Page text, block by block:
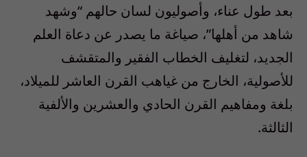
بعد طول عناء، وأصوليون لسان حالهم “وشهد
شاهد من أهلها”، صياغة ما يصدر عن دعاة العلم
الجديد، لتغليف الخطاب الفقير والمتقشف
للأصولية، الخارج من غياهب القرن العاشر للميلاد،
بلغة ومفاهيم القرن الحادي والعشرين والألفية
الثالثة.